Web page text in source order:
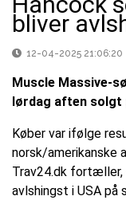
bliver
12-04-2025 21:06:20
Muscle Massive-
lørdag aften solgt
Køber var ifølge
norsk/amerikanske
Trav24.dk fortæller,
avlshingst i USA på